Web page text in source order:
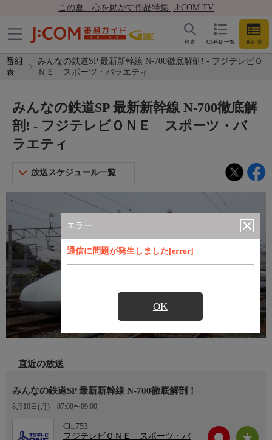
この夏、心を動かす作品特集 | J:COM TV
CS番組一覧 番組表
検索
番組
表
みんなの鉄道SP 最新新幹線 N-700徹底解剖! - フジテレビＯ
ＮＥ スポーツ・バラエティ
エラー
通信に問題が発生しました[error]
OK
みんなの鉄道SP 最新新幹線 N-700徹底解
剖! - フジテレビＯＮＥ スポーツ・バ
ラエティ
放送スケジュール一覧
直近の放送
みんなの鉄道SP 最新新幹線 N-700徹底解剖！
8月10日(月) 07:00〜09:00
Ch.753
フジテレビＯＮＥ スポーツ・バ